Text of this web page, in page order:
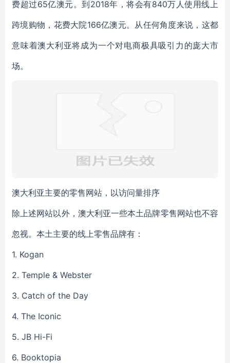
费超过65亿澳元。到2018年，将会有840万人使用线上
跨境购物，花费大院166亿澳元。从任何角度来说，这都
意味着澳大利亚将成为一个对电商极具吸引力的庞大市
场。
澳大利亚主要的零售网站，以访问量排序
除上述网站以外，澳大利亚一些本土品牌零售网站也不容
忽视。本土主要的线上零售品牌有：
1. Kogan
2. Temple & Webster
3. Catch of the Day
4. The Iconic
5. JB Hi-Fi
6. Booktopia